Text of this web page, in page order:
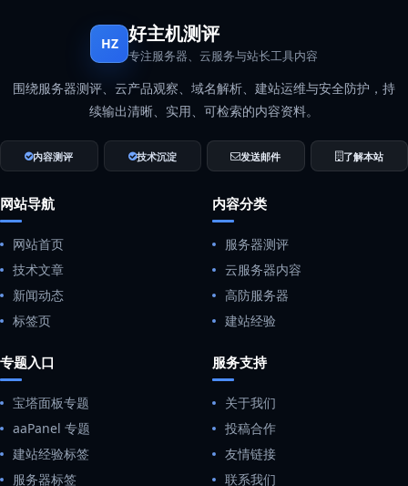
HZ 好主机测评
专注服务器、云服务与站长工具内容
围绕服务器测评、云产品观察、域名解析、建站运维与安全防护，持
续输出清晰、实用、可检索的内容资料。
内容测评 技术沉淀 发送邮件 了解本站
网站导航
网站首页
技术文章
新闻动态
标签页
内容分类
服务器测评
云服务器内容
高防服务器
建站经验
专题入口
宝塔面板专题
aaPanel 专题
建站经验标签
服务器标签
服务支持
关于我们
投稿合作
友情链接
联系我们